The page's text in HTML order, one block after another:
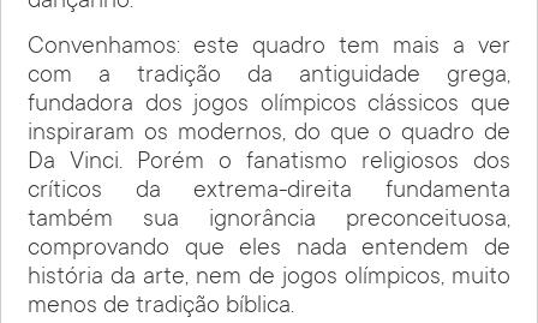
Convenhamos: este quadro tem mais a ver
com a tradição da antiguidade grega,
fundadora dos jogos olímpicos clássicos que
inspiraram os modernos, do que o quadro de
Da Vinci. Porém o fanatismo religiosos dos
críticos da extrema-direita fundamenta
também sua ignorância preconceituosa,
comprovando que eles nada entendem de
história da arte, nem de jogos olímpicos, muito
menos de tradição bíblica.